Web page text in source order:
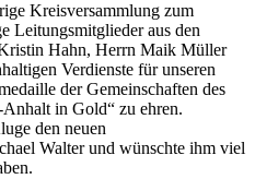
Kreisversammlung zum
Leitungsmitglieder aus den
Hahn, Herrn Maik Müller
Verdienste für unseren
der Gemeinschaften des
in Gold“ zu ehren.
den neuen
Walter und wünschte ihm viel